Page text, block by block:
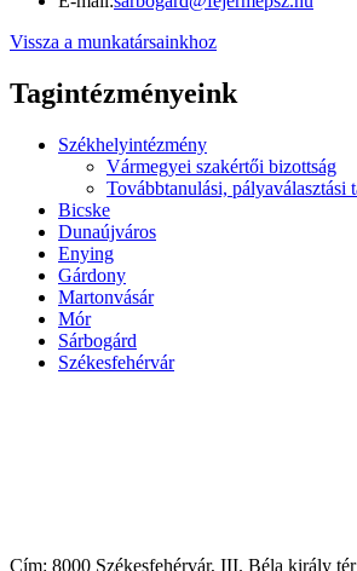
Vissza a munkatársainkhoz
Tagintézményeink
Székhelyintézmény
Vármegyei szakértői bizottság
Továbbtanulási, pályaválasztási
Bicske
Dunaújváros
Enying
Gárdony
Martonvásár
Mór
Sárbogárd
Székesfehérvár
Cím: 8000 Székesfehérvár, III. Béla király